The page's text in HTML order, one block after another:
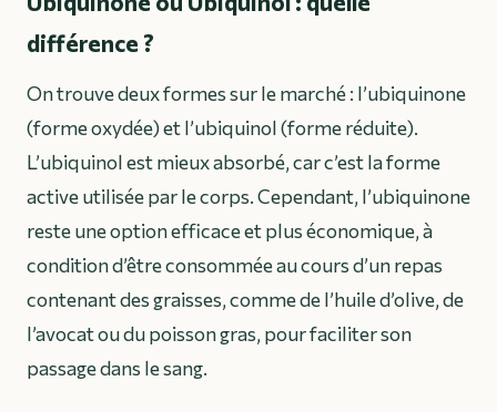
différence ?
On trouve deux formes sur le marché : l’ubiquinone
(forme oxydée) et l’ubiquinol (forme réduite).
L’ubiquinol est mieux absorbé, car c’est la forme
active utilisée par le corps. Cependant, l’ubiquinone
reste une option efficace et plus économique, à
condition d’être consommée au cours d’un repas
contenant des graisses, comme de l’huile d’olive, de
l’avocat ou du poisson gras, pour faciliter son
passage dans le sang.